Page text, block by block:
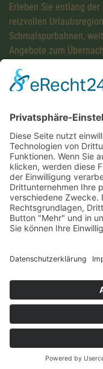
Erleben Sie entlang der
reizvollen
Schmalspurbahnen,
Angebote zum
Diese
Grundlage des
Landtags
Impressum